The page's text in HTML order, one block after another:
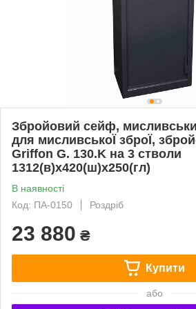
Збройовий сейф,
для мисливськоЇ зброЇ,
Griffon G. 130.K на 3 стволи
1312(в)х420(ш)х250(гл)
В наявності
Код: ПА-0150
Роздріб
23 880 ₴
Купити
або